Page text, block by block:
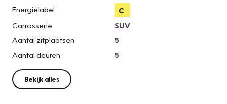
Energielabel
C
Carrosserie
SUV
Aantal zitplaatsen
5
Aantal deuren
5
Bekijk alles